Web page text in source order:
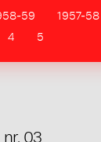
59 1957-58
4 5
03